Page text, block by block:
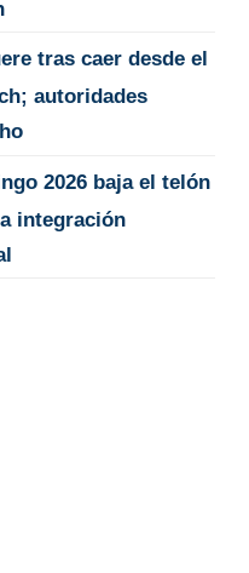
tras caer desde el
autoridades
2026 baja el telón
integración